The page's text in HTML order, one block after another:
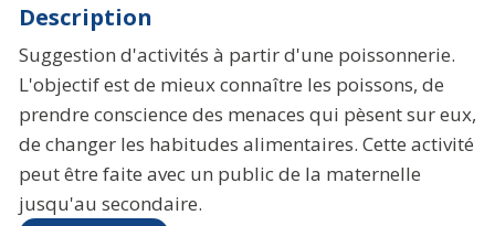
Description
Suggestion d'activités à partir d'une poissonnerie.
L'objectif est de mieux connaître les poissons, de
prendre conscience des menaces qui pèsent sur eux,
de changer les habitudes alimentaires. Cette activité
peut être faite avec un public de la maternelle
jusqu'au secondaire.